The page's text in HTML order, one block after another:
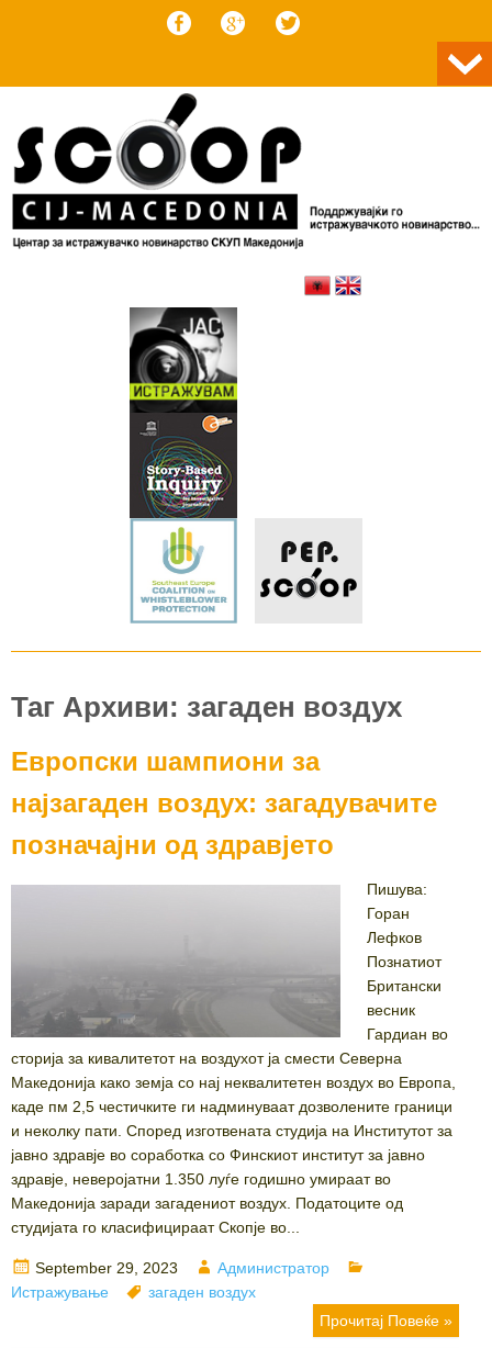
Таг Архиви: загаден воздух
Европски шампиони за
најзагаден воздух: загадувачите
позначајни од здравјето
Пишува:
Горан
Лефков
Познатиот
Британски
весник
Гардиан во
сторија за кивалитетот на воздухот ја смести Северна
Македонија како земја со нај неквалитетен воздух во Европа,
каде пм 2,5 честичките ги надминуваат дозволените граници
и неколку пати. Според изготвената студија на Институтот за
јавно здравје во соработка со Финскиот институт за јавно
здравје, неверојатни 1.350 луѓе годишно умираат во
Македонија заради загадениот воздух. Податоците од
студијата го класифицираат Скопје во...
Posted
on
September 29, 2023 Author
Администратор
Истражување
Tags
загаден воздух
Прочитај Повеќе »